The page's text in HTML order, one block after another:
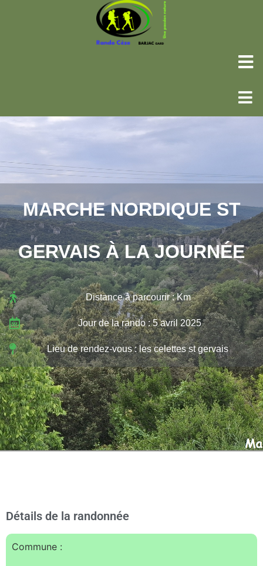
MARCHE NORDIQUE ST
GERVAIS À LA JOURNÉE
Distance à parcourir : Km
Jour de la rando : 5 avril 2025
Lieu de rendez-vous : les celettes st gervais
Détails de la randonnée
Commune :